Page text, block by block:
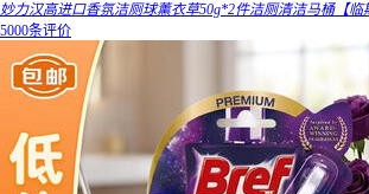
妙力汉高进口香氛洁厕球薰衣草50g*2件洁厕清洁马桶【临
5000条评价